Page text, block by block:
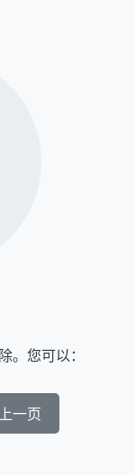
。您可以：
一页